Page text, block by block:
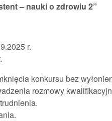
– nauki o zdrowiu 2”
r.
konkursu bez
rozmowy